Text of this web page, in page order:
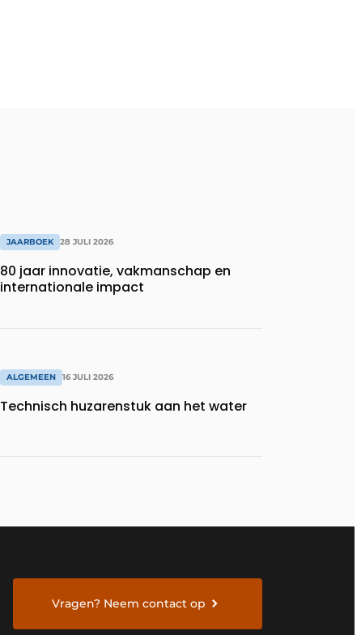
JAARBOEK 28 JULI 2026
80 jaar innovatie, vakmanschap en
internationale impact
ALGEMEEN 16 JULI 2026
Technisch huzarenstuk aan het water
Vragen? Neem contact op